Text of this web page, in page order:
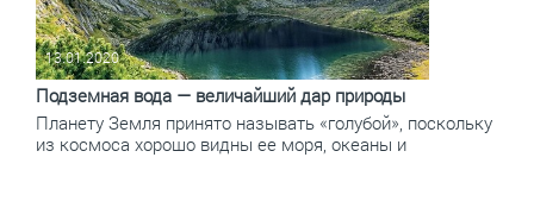
13.01.2020
Подземная вода — величайший дар природы
Планету Земля принято называть «голубой», поскольку
из космоса хорошо видны ее моря, океаны и